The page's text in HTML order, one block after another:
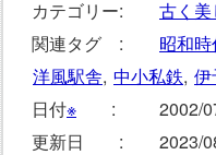
カテゴリー:
古く
関連タグ :
昭和
洋風駅舎, 中小私鉄, 伊
日付※ :
2002/
更新日 :
2023/